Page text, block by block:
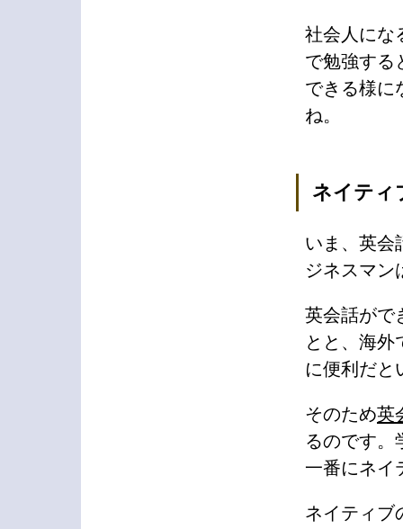
社会人にな
で勉強する
できる様に
ね。
ネイティ
いま、英会
ジネスマン
英会話がで
とと、海外
に便利だと
そのため英
るのです。
一番にネイ
ネイティブ